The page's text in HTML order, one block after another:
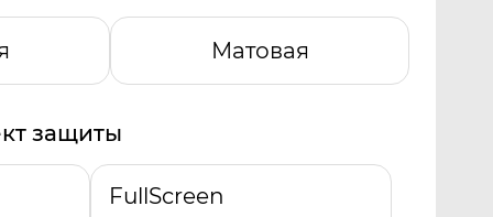
Матовая
защиты
FullScreen